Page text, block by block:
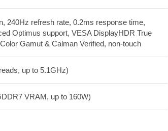
240Hz refresh rate, 0.2ms response time,
Optimus support, VESA DisplayHDR True
Gamut & Calman Verified, non-touch
up to 5.1GHz)
VRAM, up to 160W)